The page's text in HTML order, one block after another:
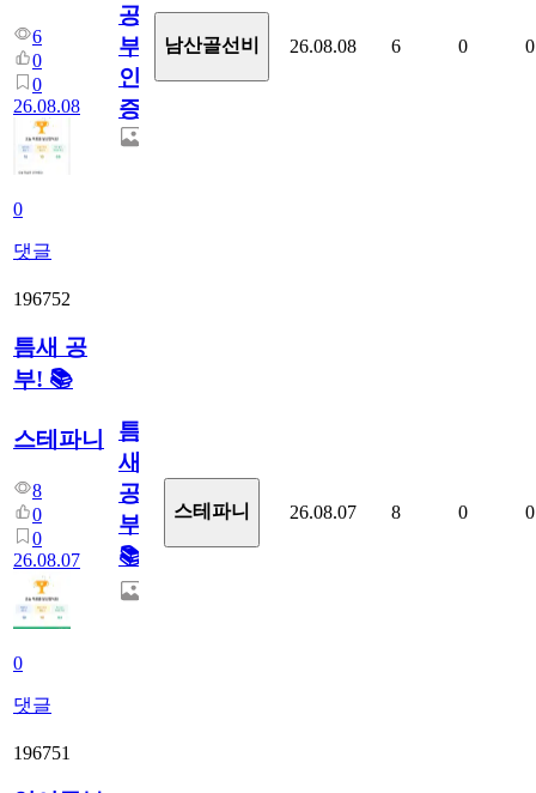
6
0
0
26.08.08
0
댓글
공
부
인
증
남산골선비 26.08.08 6 0 0
196752
틈새 공
부! 📚
스테파니
8
0
0
26.08.07
0
댓글
틈
새
공
부!
📚
스테파니 26.08.07 8 0 0
196751